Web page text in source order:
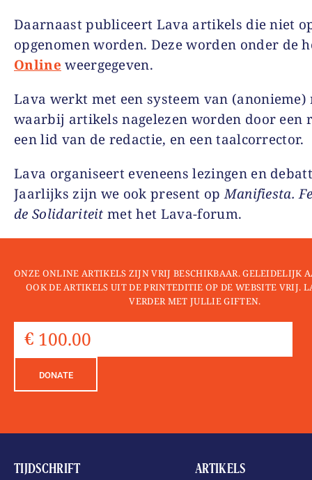
Daarnaast publiceert Lava artikels die niet
opgenomen worden. Deze worden onder de
Online weergegeven.
Lava werkt met een systeem van (anonieme)
waarbij artikels nagelezen worden door een
een lid van de redactie, en een taalcorrector.
Lava organiseert eveneens lezingen en
Jaarlijks zijn we ook present opManifiesta.
de Solidariteit met het Lava-forum.
ONZE ONLINE ARTIKELS ZIJN VRIJ BESCHIKBAAR. GELEIDELIJK
OOK DE ARTIKELS UIT DE PRINTEDITIE OP DE WEBSITE VRIJ.
VERDER MET JULLIE GIFTEN.
DONATE
TIJDSCHRIFT ARTIKELS